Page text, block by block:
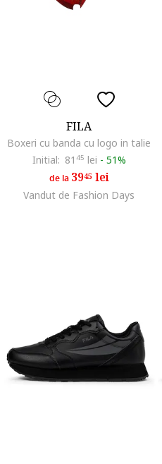
FILA
Boxeri cu banda cu logo in talie
Initial: 81 45 lei - 51%
de la 3945lei
Vandut de Fashion Days